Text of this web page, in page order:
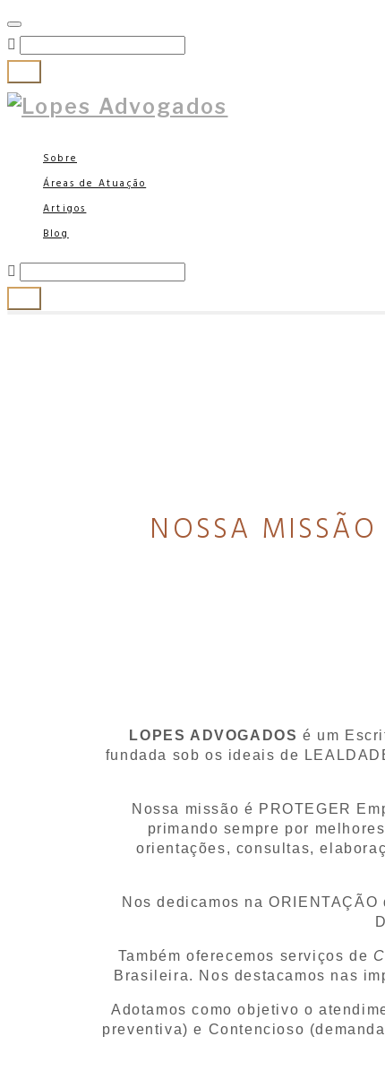
Sobre
Áreas de Atuação
Artigos
Blog
NOSSA MISSÃO
LOPES ADVOGADOS é um
fundada sob os ideais de
Nossa missão é PROTEGER
primando sempre por
orientações, consultas,
Nos dedicamos na
Também oferecemos serviços de
Brasileira. Nos destacamos nas
Adotamos como objetivo o
preventiva) e Contencioso